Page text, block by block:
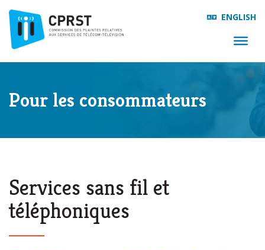
ENGLISH
Pour les consommateurs
Services sans fil et
téléphoniques